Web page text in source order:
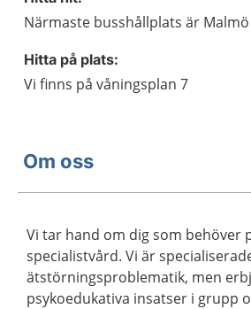
Närmaste busshållplats är
Hitta på plats:
Vi finns på våningsplan 7
Om oss
Vi tar hand om dig som behöver
specialistvård. Vi är
ätstörningsproblematik, men
psykoedukativa insatser i grupp